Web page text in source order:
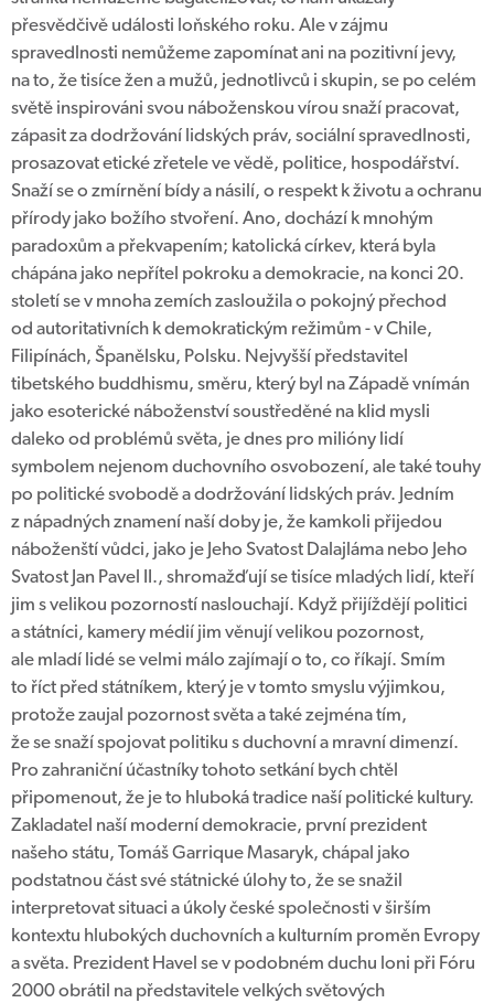
přesvědčivě události loňského roku. Ale v zájmu
spravedlnosti nemůžeme zapomínat ani na pozitivní jevy,
na to, že tisíce žen a mužů, jednotlivců i skupin, se po celém
světě inspirováni svou náboženskou vírou snaží pracovat,
zápasit za dodržování lidských práv, sociální spravedlnosti,
prosazovat etické zřetele ve vědě, politice, hospodářství.
Snaží se o zmírnění bídy a násilí, o respekt k životu a ochranu
přírody jako božího stvoření. Ano, dochází k mnohým
paradoxům a překvapením; katolická církev, která byla
chápána jako nepřítel pokroku a demokracie, na konci 20.
století se v mnoha zemích zasloužila o pokojný přechod
od autoritativních k demokratickým režimům - v Chile,
Filipínách, Španělsku, Polsku. Nejvyšší představitel
tibetského buddhismu, směru, který byl na Západě vnímán
jako esoterické náboženství soustředěné na klid mysli
daleko od problémů světa, je dnes pro milióny lidí
symbolem nejenom duchovního osvobození, ale také touhy
po politické svobodě a dodržování lidských práv. Jedním
z nápadných znamení naší doby je, že kamkoli přijedou
náboženští vůdci, jako je Jeho Svatost Dalajláma nebo Jeho
Svatost Jan Pavel II., shromažďují se tisíce mladých lidí, kteří
jim s velikou pozorností naslouchají. Když přijíždějí politici
a státníci, kamery médií jim věnují velikou pozornost,
ale mladí lidé se velmi málo zajímají o to, co říkají. Smím
to říct před státníkem, který je v tomto smyslu výjimkou,
protože zaujal pozornost světa a také zejména tím,
že se snaží spojovat politiku s duchovní a mravní dimenzí.
Pro zahraniční účastníky tohoto setkání bych chtěl
připomenout, že je to hluboká tradice naší politické kultury.
Zakladatel naší moderní demokracie, první prezident
našeho státu, Tomáš Garrique Masaryk, chápal jako
podstatnou část své státnické úlohy to, že se snažil
interpretovat situaci a úkoly české společnosti v širším
kontextu hlubokých duchovních a kulturním proměn Evropy
a světa. Prezident Havel se v podobném duchu loni při Fóru
2000 obrátil na představitele velkých světových